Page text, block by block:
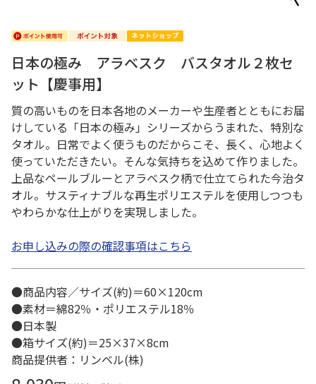
日本の極み アラベスク バスタオル２枚セ
ット【慶事用】
質の高いものを日本各地のメーカーや生産者とともにお届
けしている「日本の極み」シリーズからうまれた、特別な
タオル。日常でよく使うものだからこそ、長く、心地よく
使っていただきたい。そんな気持ちを込めて作りました。
上品なペールブルーとアラベスク柄で仕立てられた今治タ
オル。サスティナブルな再生ポリエステルを使用しつつも
やわらかな仕上がりを実現しました。
お申し込みの際の確認事項はこちら
●商品内容／サイズ(約)＝60×120cm
●素材＝綿82％・ポリエステル18％
●日本製
●箱サイズ(約)＝25×37×8cm
商品提供者：リンベル(株)